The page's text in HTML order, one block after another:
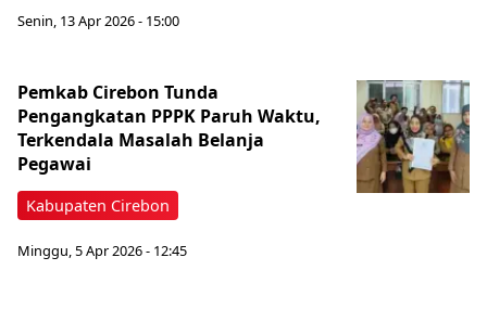
Senin, 13 Apr 2026 - 15:00
Kabupaten Cirebon
Pemkab Cirebon Tunda
Pengangkatan PPPK Paruh Waktu,
Terkendala Masalah Belanja
Pegawai
Minggu, 5 Apr 2026 - 12:45